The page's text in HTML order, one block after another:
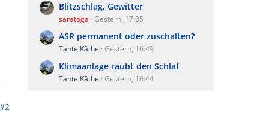
#2
Blitzschlag, Gewitter
saratoga Gestern, 17:05
ASR permanent oder zuschalten?
Tante Käthe Gestern, 16:49
Klimaanlage raubt den Schlaf
Tante Käthe Gestern, 16:44